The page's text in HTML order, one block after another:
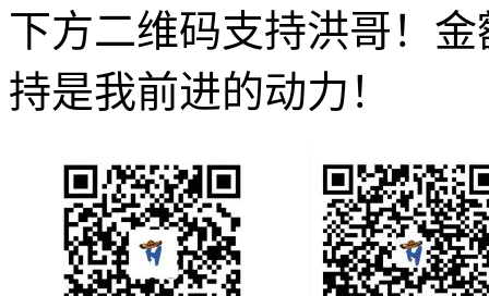
下方二维码支持洪哥！
持是我前进的动力！